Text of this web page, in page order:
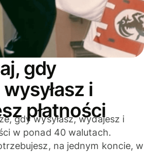
gdy
i
płatności
gdy wysyłasz, wydajesz i
w ponad 40 walutach.
na jednym koncie, w